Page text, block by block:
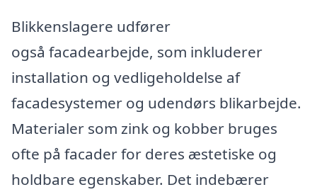
Blikkenslagere udfører
også facadearbejde, som inkluderer
installation og vedligeholdelse af
facadesystemer og udendørs blikarbejde.
Materialer som zink og kobber bruges
ofte på facader for deres æstetiske og
holdbare egenskaber. Det indebærer